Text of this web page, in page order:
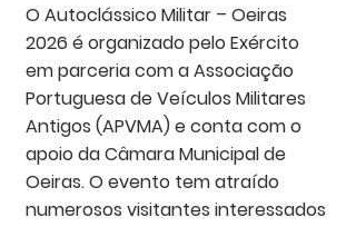
O Autoclássico Militar – Oeiras
2026 é organizado pelo Exército
em parceria com a Associação
Portuguesa de Veículos Militares
Antigos (APVMA) e conta com o
apoio da Câmara Municipal de
Oeiras. O evento tem atraído
numerosos visitantes interessados